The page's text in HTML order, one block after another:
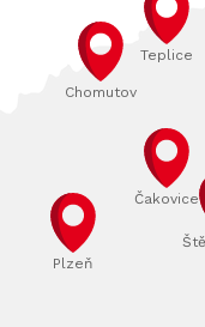
Plzeň
Teplice
Chomutov
Čakovice